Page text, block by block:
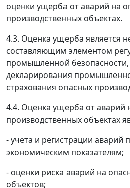
оценки ущерба от аварий на
производственных объектах.
4.3. Оценка ущерба является
составляющим элементом
промышленной
декларирования
страхования опасных
4.4. Оценка ущерба от аварий
производственных объектах
- учета и регистрации аварий
экономическим показателям;
- оценки риска аварий на
объектов;